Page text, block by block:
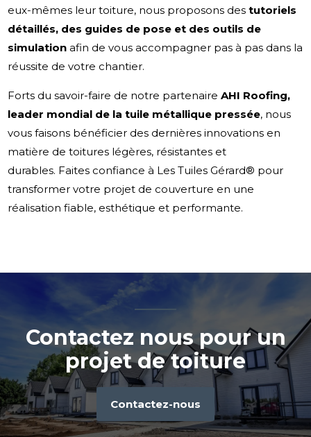
eux-mêmes leur toiture, nous proposons destutoriels
détaillés, des guides de pose et des outils de
simulation afin de vous accompagner pas à pas dans la
réussite de votre chantier.
Forts du savoir-faire de notre partenaireAHI Roofing,
leader mondial de la tuile métallique pressée, nous
vous faisons bénéficier des dernières innovations en
matière de toitures légères, résistantes et
durables. Faites confiance à Les Tuiles Gérard® pour
transformer votre projet de couverture en une
réalisation fiable, esthétique et performante.
Contactez nous pour un
projet de toiture
Contactez-nous